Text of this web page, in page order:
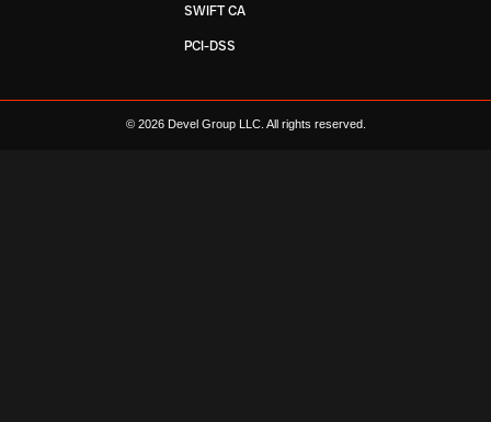
SWIFT CA
PCI-DSS
© 2026 Devel Group LLC. All rights reserved.